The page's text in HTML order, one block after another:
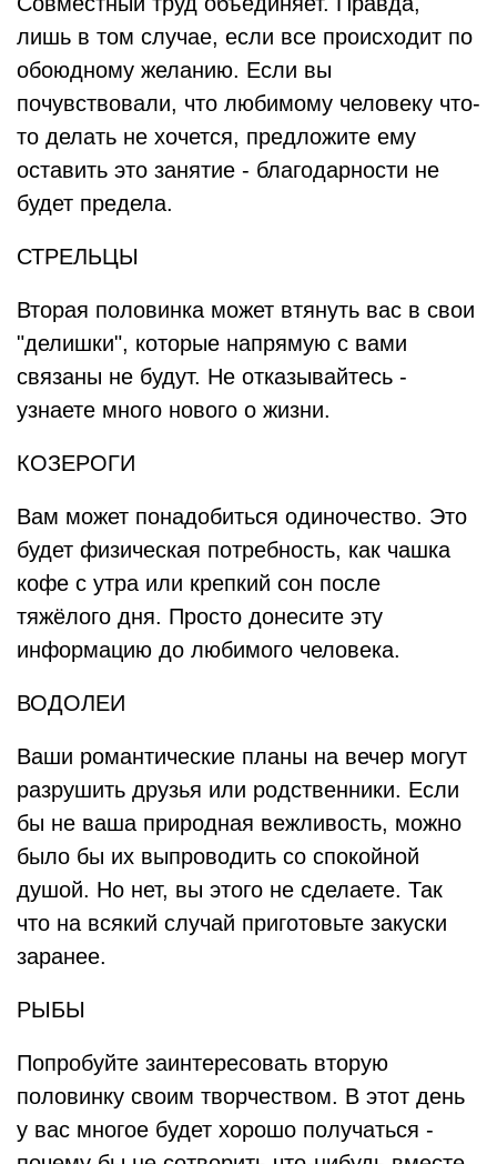
лишь в том случае, если все происходит по
обоюдному желанию. Если вы
почувствовали, что любимому человеку что-
то делать не хочется, предложите ему
оставить это занятие - благодарности не
будет предела.
СТРЕЛЬЦЫ
Вторая половинка может втянуть вас в свои
"делишки", которые напрямую с вами
связаны не будут. Не отказывайтесь -
узнаете много нового о жизни.
КОЗЕРОГИ
Вам может понадобиться одиночество. Это
будет физическая потребность, как чашка
кофе с утра или крепкий сон после
тяжёлого дня. Просто донесите эту
информацию до любимого человека.
ВОДОЛЕИ
Ваши романтические планы на вечер могут
разрушить друзья или родственники. Если
бы не ваша природная вежливость, можно
было бы их выпроводить со спокойной
душой. Но нет, вы этого не сделаете. Так
что на всякий случай приготовьте закуски
заранее.
РЫБЫ
Попробуйте заинтересовать вторую
половинку своим творчеством. В этот день
у вас многое будет хорошо получаться -